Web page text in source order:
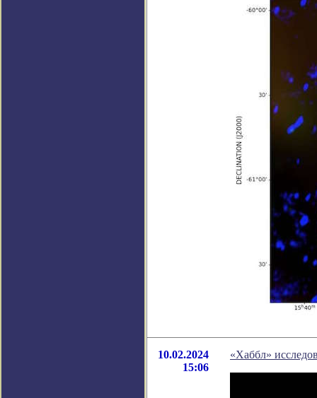
10.02.2024
15:06
«Хаббл»